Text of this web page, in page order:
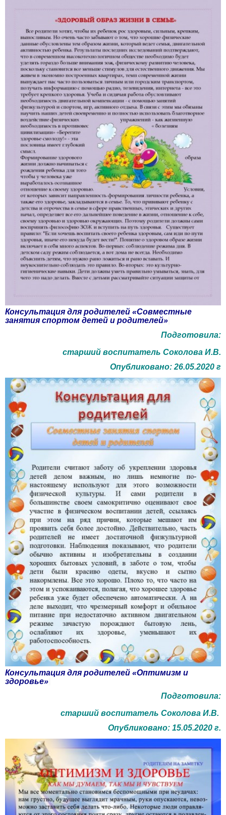
Консультация для родителей «Совместные
занятия спортом детей и родителей»
Подготовила:
старший воспитатель Соколова И.В.
Опубликовано: 26.05.2020 г
Консультация для родителей «Оптимизм и
здоровье»
Подготовила:
старший воспитатель Соколова И.В.
Опубликовано: 15.05.2020 г.